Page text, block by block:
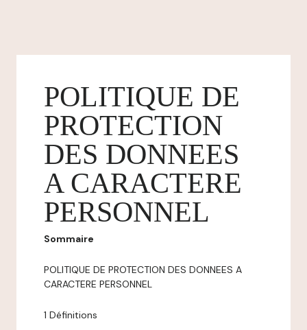
POLITIQUE DE
PROTECTION
DES DONNEES
A CARACTERE
PERSONNEL
Sommaire
POLITIQUE DE PROTECTION DES DONNEES A
CARACTERE PERSONNEL
1 Définitions